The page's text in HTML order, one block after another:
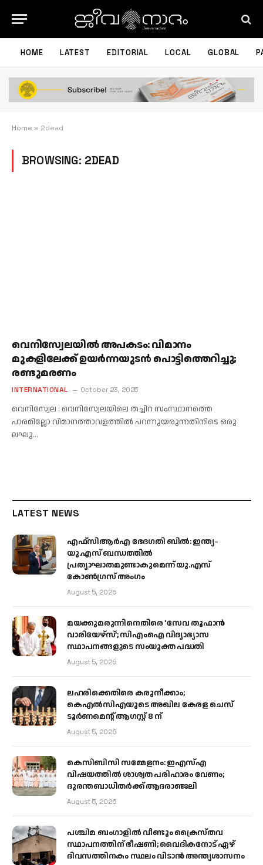
HOME LATEST EDITORIAL LOCAL GLOBAL
Home » 2dead
BROWSING: 2DEAD
വെനിസ്വേലയിൽ അപകടം: വിമാനം
മുകളിലേക്ക് ഉയർന്നയുടൻ പൊട്ടിത്തെറിച്ചു;
രണ്ടുമരണം
INTERNATIONAL October 23, 2025
വെനിസ്വേല : വെനിസ്വേലയിലെ തച്ചിറ സംസ്ഥാനത്തെ
പാരമില്ലോ വിമാനത്താവളത്തിൽ പറന്നുയരുന്നതിനിടെ ഒരു
ലഘു…
LATEST NEWS
എഫ്‌സിആർഎ ഭേദഗതി ബിൽ: ഇന്ത്യ-
യു.എസ് ബന്ധത്തിൽ
പ്രത്യാഘാതമുണ്ടാകുമെന്ന് യു.എസ്
കോൺഗ്രസ് അംഗം
August 5, 2026
മയക്കുമരുന്നിനെതിരെ ‘സേവ തൂഫാൻ
വാരിയേഴ്‌സ്’; സിഎംഐ വിദ്യാഭ്യാസ
സ്ഥാപനങ്ങളുടെ സംയുക്ത പദ്ധതി
August 5, 2026
ലഹരിക്കെതിരെ കരുനീക്കാം;
കെഎൽസിഎയുടെ അഖില കേരള ചെസ്
ടൂർണമെന്റ് ആഗസ്റ്റ് 8 ന്
August 5, 2026
കെസിബിസി സമ്മേളനം: ഇഎസ്എ
വിഷയത്തിൽ ശാശ്വത പരിഹാരം വേണം;
ദുരന്തബാധിതർക്ക് ആദരാഞ്ജലി
August 5, 2026
പശ്ചിമ ബംഗാളിൽ വീണ്ടും ക്രൈസ്തവ
സ്ഥാപനത്തിന് ഭീഷണി; വൈദികനോട് ഏഴ്
ദിവസത്തിനകം സ്ഥലം വിടാൻ അന്ത്യശാസനം